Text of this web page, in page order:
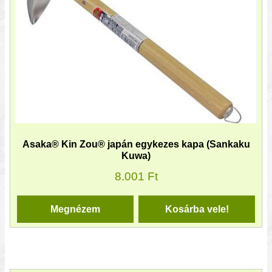
Asaka® Kin Zou® japán egykezes kapa (Sankaku
Kuwa)
8.001 Ft
Kosárba vele!
Megnézem